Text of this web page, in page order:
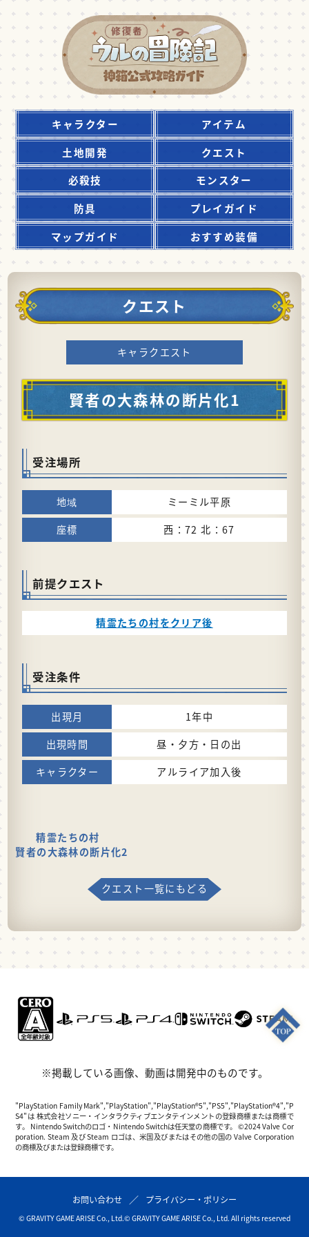
キャラクター
アイテム
土地開発
クエスト
必殺技
モンスター
防具
プレイガイド
マップガイド
おすすめ装備
クエスト
キャラクエスト
賢者の大森林の断片化1
受注場所
ミーミル平原
西：72 北：67
前提クエスト
精霊たちの村をクリア後
受注条件
1年中
昼・夕方・日の出
アルライア加入後
精霊たちの村
賢者の大森林の断片化2
クエスト一覧にもどる
※掲載している画像、動画は開発中のものです。
"PlayStation Family Mark","PlayStation","PlayStation®5","PS5","PlayStation®4","P
S4"は 株式会社ソニー・インタラクティブエンタテインメントの登録商標または商標で
す。 Nintendo Switchのロゴ・Nintendo Switchは任天堂の商標です。 ©2024 Valve Cor
poration. Steam 及び Steam ロゴは、米国及びまたはその他の国の Valve Corporation
の商標及びまたは登録商標です。
お問い合わせ プライバシー・ポリシー
© GRAVITY GAME ARISE Co., Ltd.© GRAVITY GAME ARISE Co., Ltd. All rights reserved